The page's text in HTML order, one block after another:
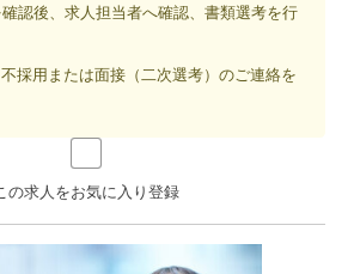
認後、求人担当者へ確認、書類選考を行
採用または面接（二次選考）のご連絡を
の求人をお気に入り登録